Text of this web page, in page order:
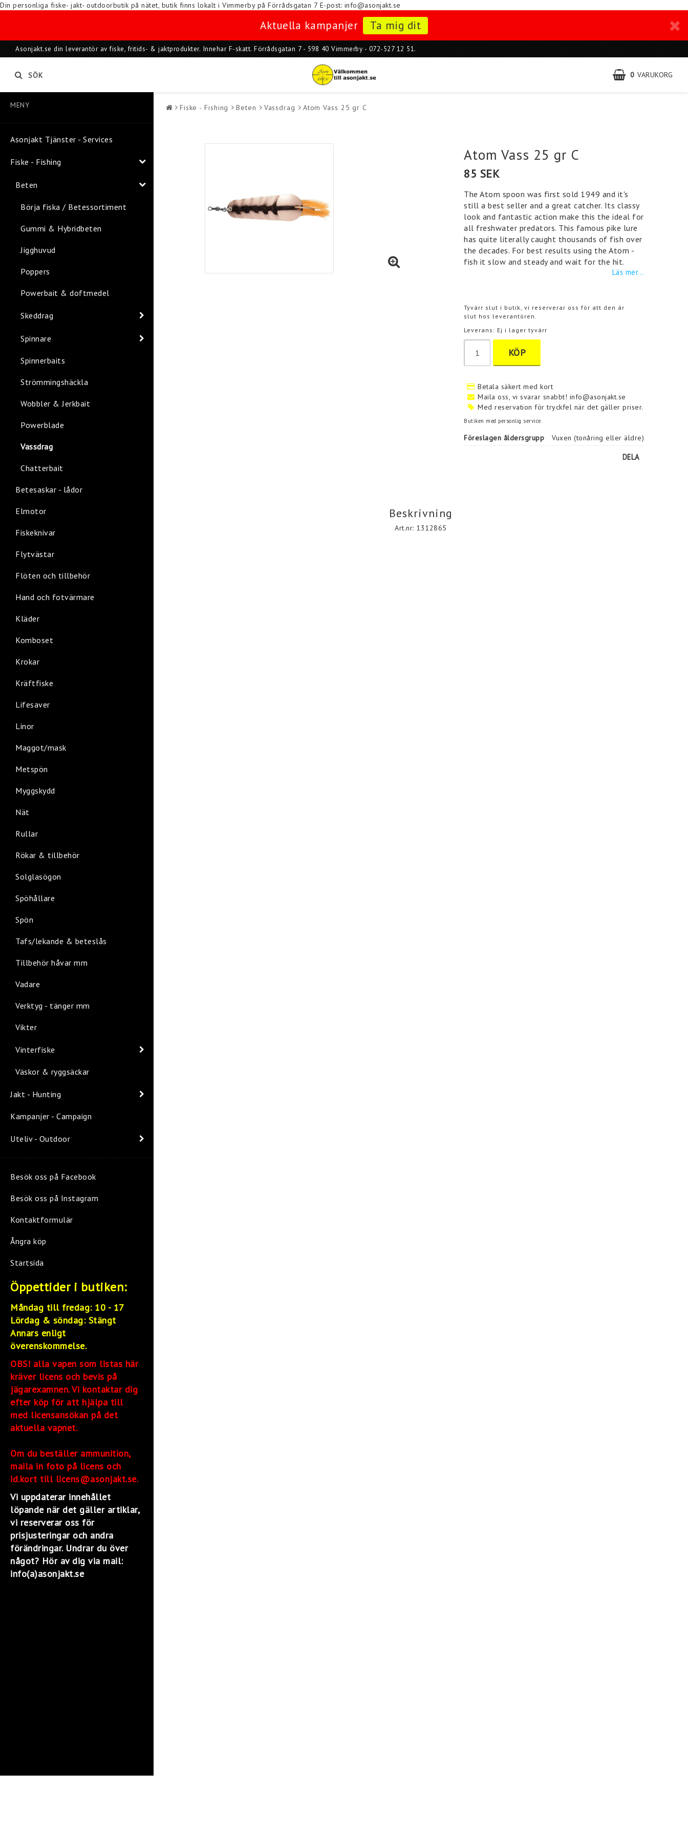
Din personliga fiske- jakt- outdoorbutik på nätet, butik finns lokalt i Vimmerby på Förrådsgatan 7 E-post: info@asonjakt.se
Aktuella kampanjer Ta mig dit
Asonjakt.se din leverantör av fiske, fritids- & jaktprodukter. Innehar F-skatt. Förrådsgatan 7 - 598 40 Vimmerby - 072-527 12 51.
0 VARUKORG
SÖK
MENY
Asonjakt Tjänster - Services
Fiske - Fishing
Beten
Börja fiska / Betessortiment
Gummi & Hybridbeten
Jigghuvud
Poppers
Powerbait & doftmedel
Skeddrag
Spinnare
Spinnerbaits
Strömmingshäckla
Wobbler & Jerkbait
Powerblade
Vassdrag
Chatterbait
Betesaskar - lådor
Elmotor
Fiskeknivar
Flytvästar
Flöten och tillbehör
Hand och fotvärmare
Kläder
Komboset
Krokar
Kräftfiske
Lifesaver
Linor
Maggot/mask
Metspön
Myggskydd
Nät
Rullar
Rökar & tillbehör
Solglasögon
Spöhållare
Spön
Tafs/lekande & beteslås
Tillbehör håvar mm
Vadare
Verktyg - tänger mm
Vikter
Vinterfiske
Väskor & ryggsäckar
Jakt - Hunting
Kampanjer - Campaign
Uteliv - Outdoor
Besök oss på Facebook
Besök oss på Instagram
Kontaktformulär
Ångra köp
Startsida
Öppettider i butiken:
Måndag till fredag: 10 - 17
Lördag & söndag: Stängt
Annars enligt
överenskommelse.
OBS! alla vapen som listas här
kräver licens och bevis på
jägarexamnen. Vi kontaktar dig
efter köp för att hjälpa till
med licensansökan på det
aktuella vapnet.
Om du beställer ammunition,
maila in foto på licens och
id.kort till licens@asonjakt.se.
Vi uppdaterar innehållet
löpande när det gäller artiklar,
vi reserverar oss för
prisjusteringar och andra
förändringar. Undrar du över
något? Hör av dig via mail:
info(a)asonjakt.se
Fiske - Fishing Beten Vassdrag Atom Vass 25 gr C
Atom Vass 25 gr C
85 SEK
The Atom spoon was first sold 1949 and it's
still a best seller and a great catcher. Its classy
look and fantastic action make this the ideal for
all freshwater predators. This famous pike lure
has quite literally caught thousands of fish over
the decades. For best results using the Atom -
fish it slow and steady and wait for the hit.
Läs mer...
Tyvärr slut i butik, vi reserverar oss för att den är
slut hos leverantören.
Leverans: Ej i lager tyvärr
KÖP
Betala säkert med kort
Maila oss, vi svarar snabbt! info@asonjakt.se
Med reservation för tryckfel när det gäller priser.
Butiken med personlig service.
Föreslagen åldersgrupp Vuxen (tonåring eller äldre)
DELA
Beskrivning
Art.nr: 1312865